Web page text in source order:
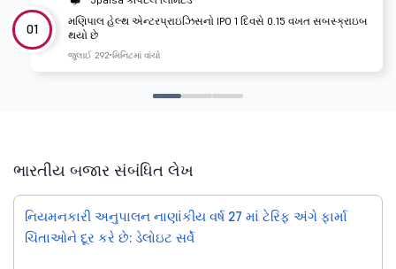
01
મણિપાલ હેલ્થ એન્ટરપ્રાઇઝિસનો IPO 1 દિવસે 0.15 વખત સબસ્ક્રાઇબ
થયો છે
જુલાઈ 292 મિનિટમાં વાંચો
ભારતીય બજાર સંબંધિત લેખ
નિયમનકારી અનુપાલન નાણાંકીય વર્ષ 27 માં ટેરિફ અંગે ફાર્મા
ચિંતાઓને દૂર કરે છે: ડેલોઇટ સર્વે